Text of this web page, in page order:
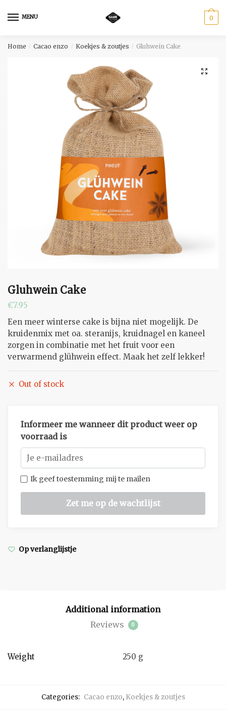
MENU 0
Home / Cacao enzo / Koekjes & zoutjes / Gluhwein Cake
Gluhwein Cake
€7.95
Een meer winterse cake is bijna niet mogelijk. De
kruidenmix met oa. steranijs, kruidnagel en kaneel
zorgen in combinatie met het fruit voor een
verwarmend glühwein effect. Maak het zelf lekker!
Out of stock
Informeer me wanneer dit product weer op
voorraad is
Ik geef toestemming mij te mailen
Op verlanglijstje
Additional information
Reviews
0
Weight 250 g
Categories: Cacao enzo, Koekjes & zoutjes